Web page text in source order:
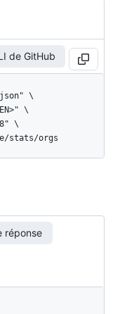
de GitHub
stats/orgs
réponse